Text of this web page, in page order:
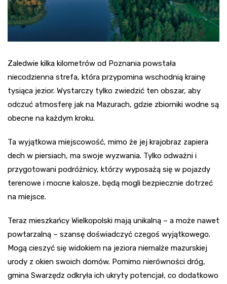
Zaledwie kilka kilometrów od Poznania powstała
niecodzienna strefa, która przypomina wschodnią krainę
tysiąca jezior. Wystarczy tylko zwiedzić ten obszar, aby
odczuć atmosferę jak na Mazurach, gdzie zbiorniki wodne są
obecne na każdym kroku.
Ta wyjątkowa miejscowość, mimo że jej krajobraz zapiera
dech w piersiach, ma swoje wyzwania. Tylko odważni i
przygotowani podróżnicy, którzy wyposażą się w pojazdy
terenowe i mocne kalosze, będą mogli bezpiecznie dotrzeć
na miejsce.
Teraz mieszkańcy Wielkopolski mają unikalną – a może nawet
powtarzalną – szansę doświadczyć czegoś wyjątkowego.
Mogą cieszyć się widokiem na jeziora niemalże mazurskiej
urody z okien swoich domów. Pomimo nierówności dróg,
gmina Swarzędz odkryła ich ukryty potencjał, co dodatkowo